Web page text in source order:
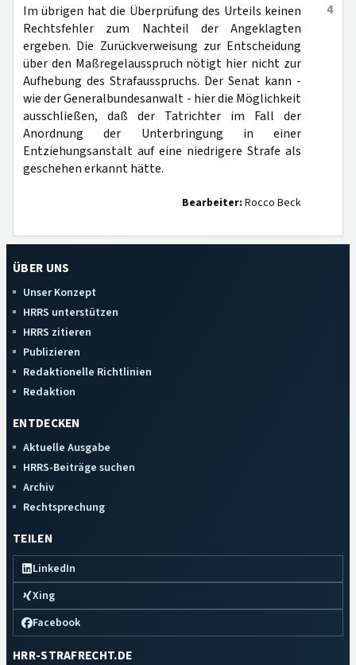
4
Im übrigen hat die Überprüfung des Urteils keinen
Rechtsfehler zum Nachteil der Angeklagten
ergeben. Die Zurückverweisung zur Entscheidung
über den Maßregelausspruch nötigt hier nicht zur
Aufhebung des Strafausspruchs. Der Senat kann -
wie der Generalbundesanwalt - hier die Möglichkeit
ausschließen, daß der Tatrichter im Fall der
Anordnung der Unterbringung in einer
Entziehungsanstalt auf eine niedrigere Strafe als
geschehen erkannt hätte.
Bearbeiter: Rocco Beck
ÜBER UNS
Unser Konzept
HRRS unterstützen
HRRS zitieren
Publizieren
Redaktionelle Richtlinien
Redaktion
ENTDECKEN
Aktuelle Ausgabe
HRRS-Beiträge suchen
Archiv
Rechtsprechung
TEILEN
LinkedIn
Xing
Facebook
HRR-STRAFRECHT.DE